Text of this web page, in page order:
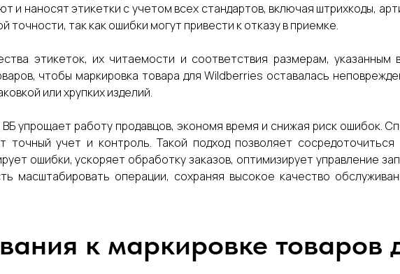
и наносят этикетки с учетом всех стандартов, включая штрихкоды,
точности, так как ошибки могут привести к отказу в приемке.
этикеток, их читаемости и соответствия размерам,
чтобы маркировка товара для Wildberries оставалась
или хрупких изделий.
упрощает работу продавцов, экономя время и снижая риск ошибок.
точный учет и контроль. Такой подход позволяет
ошибки, ускоряет обработку заказов, оптимизирует управление
масштабировать операции, сохраняя высокое качество
к маркировке товаров